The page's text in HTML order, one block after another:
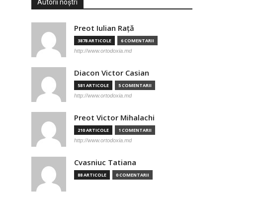
Autorii noștri
Preot Iulian Raţă
3878 ARTICOLE 6 COMENTARII
http://www.ortodoxia.md
Diacon Victor Casian
581 ARTICOLE 5 COMENTARII
http://www.ortodoxia.md
Preot Victor Mihalachi
210 ARTICOLE 1 COMENTARII
http://www.ortodoxia.md
Cvasniuc Tatiana
88 ARTICOLE 0 COMENTARII